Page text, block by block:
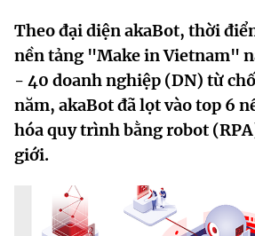
Chức năng nhiệm vụ
Cơ cấu tổ chức
Lịch sử phát triển
Sở Khoa học và Công nghệ
Tin tức sự kiện
Khoa học và Công nghệ
Đổi mới sáng tạo
Chuyển đổi số
Bưu chính, Viễn thông
Dịch vụ công
Hệ thống văn bản
Văn bản chỉ đạo điều hành
THỐNG KÊ
Theo đại diện akaBot, thời
nền tảng "Make in Vietnam"
- 40 doanh nghiệp (DN) từ
năm, akaBot đã lọt vào top 6
hóa quy trình bằng robot
giới.